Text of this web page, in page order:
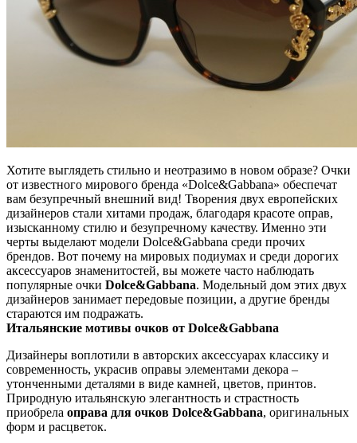
Хотите выглядеть стильно и неотразимо в новом образе? Очки
от известного мирового бренда «Dolce&Gabbana» обеспечат
вам безупречный внешний вид! Творения двух европейских
дизайнеров стали хитами продаж, благодаря красоте оправ,
изысканному стилю и безупречному качеству. Именно эти
черты выделают модели Dolce&Gabbana среди прочих
брендов. Вот почему на мировых подиумах и среди дорогих
аксессуаров знаменитостей, вы можете часто наблюдать
популярные очки Dolce&Gabbana. Модельный дом этих двух
дизайнеров занимает передовые позиции, а другие бренды
стараются им подражать.
Итальянские мотивы очков от Dolce&Gabbana
Дизайнеры воплотили в авторских аксессуарах классику и
современность, украсив оправы элементами декора –
утонченными деталями в виде камней, цветов, принтов.
Природную итальянскую элегантность и страстность
приобрела оправа для очков Dolce&Gabbana, оригинальных
форм и расцветок.